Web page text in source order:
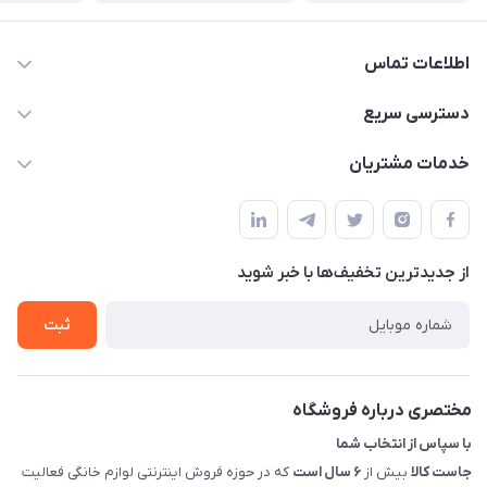
اطلاعات تماس
09398557137
سمت چپ (فروشگاه صوتی عباسی) - "تحویل حضوری فقط با
هماهنگی"
دسترسی سریع
لیست محصولات
حساب کاربری
تماس با ما
خدمات مشتریان
راهنما
پرسش های شما
شرایط و ضوابط گارانتی
روش های بازگرداندن کالا
از جدید‌ترین تخفیف‌ها با‌ خبر شوید
ثبت
مختصری درباره فروشگاه
با سپاس از انتخاب شما
جاست کالا بیش از ۶ سال است که در حوزه فروش اینترنتی لوازم خانگی فعالیت